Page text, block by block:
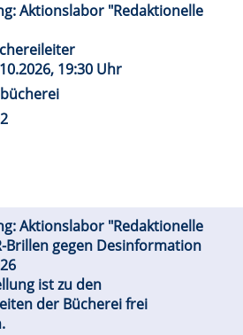
Aktionslabor "Redaktionelle
19:30 Uhr
Aktionslabor "Redaktionelle
Brillen gegen Desinformation
ist zu den
der Bücherei frei